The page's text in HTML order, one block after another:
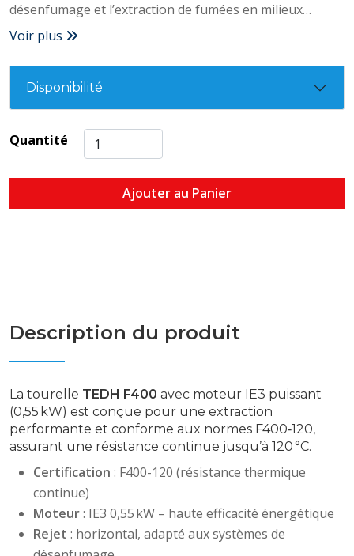
désenfumage et l’extraction de fumées en milieux
industriels, tertiaires et techniques.
Voir plus
Disponibilité
Quantité
Ajouter au Panier
Description du produit
La tourelle TEDH F400 avec moteur IE3 puissant
(0,55 kW) est conçue pour une extraction
performante et conforme aux normes F400‑120,
assurant une résistance continue jusqu’à 120 °C.
Certification : F400-120 (résistance thermique
continue)
Moteur: IE3 0,55 kW – haute efficacité énergétique
Rejet : horizontal, adapté aux systèmes de